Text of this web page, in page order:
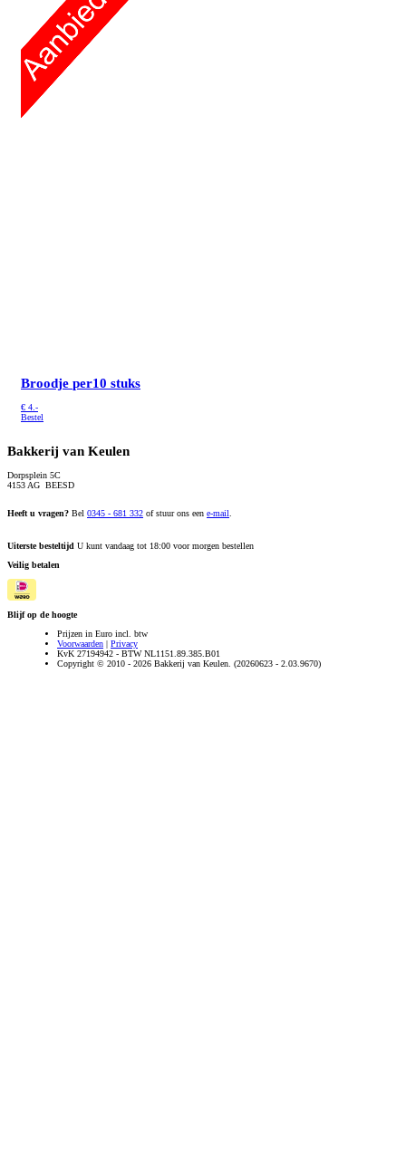
Broodje per10 stuks
€ 4.-
Bestel
Bakkerij van Keulen
Dorpsplein 5C
4153 AG BEESD
Heeft u vragen? Bel 0345 - 681 332 of stuur ons een e-mail.
Uiterste besteltijd U kunt vandaag tot 18:00 voor morgen bestellen
Veilig betalen
Blijf op de hoogte
Prijzen in Euro incl. btw
Voorwaarden | Privacy
KvK 27194942 - BTW NL1151.89.385.B01
Copyright © 2010 - 2026 Bakkerij van Keulen. (20260623 - 2.03.9670)